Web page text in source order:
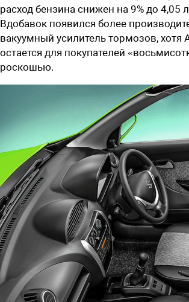
расход бензина снижен на 9% до 4,05
Вдобавок появился более
вакуумный усилитель тормозов, хотя
остается для покупателей
роскошью.